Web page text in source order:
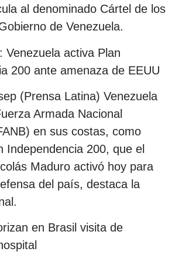
al denominado Cártel de los
de Venezuela.
Venezuela activa Plan
200 ante amenaza de EEUU
(Prensa Latina) Venezuela
Armada Nacional
en sus costas, como
Independencia 200, que el
Maduro activó hoy para
del país, destaca la
en Brasil visita de